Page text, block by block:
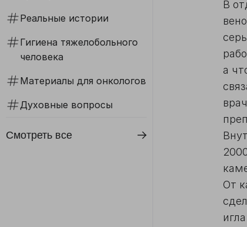
Реальные истории
Гигиена тяжелобольного
человека
Материалы для онкологов
Духовные вопросы
Смотреть все
В
а
От